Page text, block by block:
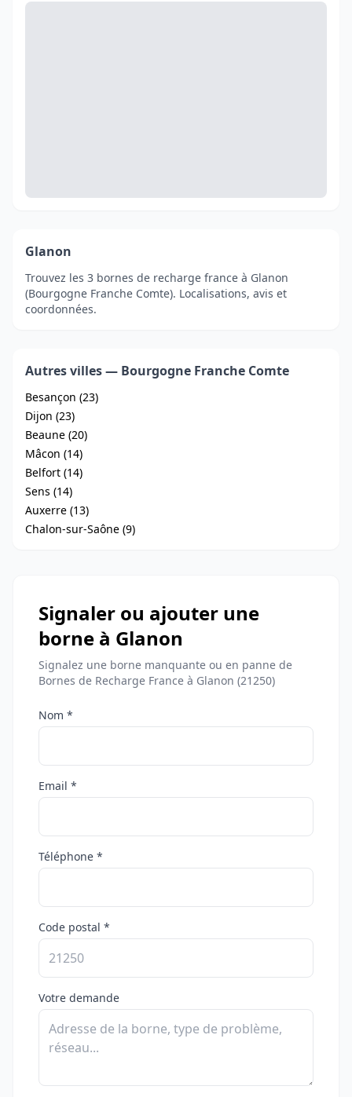
Glanon
Trouvez les 3 bornes de recharge france à Glanon
(Bourgogne Franche Comte). Localisations, avis et
coordonnées.
Autres villes — Bourgogne Franche Comte
Besançon (23)
Dijon (23)
Beaune (20)
Mâcon (14)
Belfort (14)
Sens (14)
Auxerre (13)
Chalon-sur-Saône (9)
Signaler ou ajouter une
borne à Glanon
Signalez une borne manquante ou en panne de
Bornes de Recharge France à Glanon (21250)
Nom *
Email *
Téléphone *
Code postal *
Votre demande